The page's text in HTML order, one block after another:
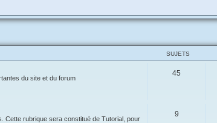
SUJETS
du site et du forum
45
Cette rubrique sera constitué de Tutorial, pour
9